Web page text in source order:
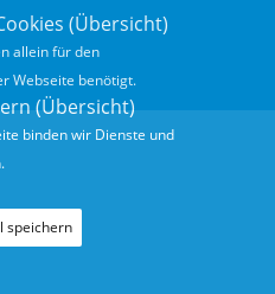
(Übersicht)
allein für den
Webseite benötigt.
(Übersicht)
binden wir Dienste und
speichern